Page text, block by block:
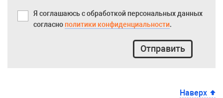
Я соглашаюсь с обработкой персональных данных
согласно политики конфиденциальности.
Отправить
Наверх